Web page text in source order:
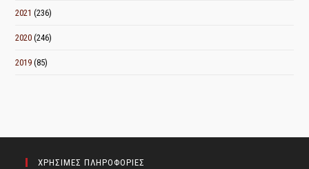
2021 (236)
2020 (246)
2019 (85)
ΧΡΗΣΙΜΕΣ ΠΛΗΡΟΦΟΡΙΕΣ